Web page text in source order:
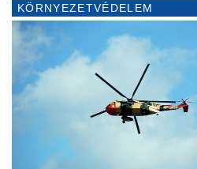
KÖRNYEZETVÉDELEM